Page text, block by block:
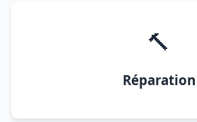
🔨
Réparation